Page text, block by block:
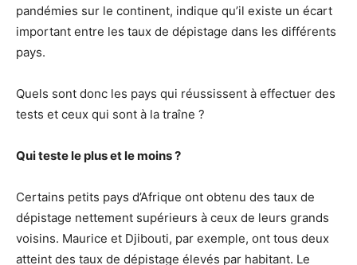
pandémies sur le continent, indique qu’il existe un écart
important entre les taux de dépistage dans les différents
pays.
Quels sont donc les pays qui réussissent à effectuer des
tests et ceux qui sont à la traîne ?
Qui teste le plus et le moins ?
Certains petits pays d’Afrique ont obtenu des taux de
dépistage nettement supérieurs à ceux de leurs grands
voisins. Maurice et Djibouti, par exemple, ont tous deux
atteint des taux de dépistage élevés par habitant. Le